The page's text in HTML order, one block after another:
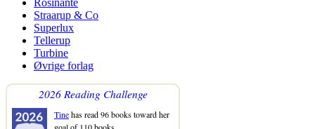
Straarup & Co
Superlux
Tellerup
Turbine
Øvrige forlag
2026 Reading Challenge
Tinehas read 96 books toward her
goal of 110 books.